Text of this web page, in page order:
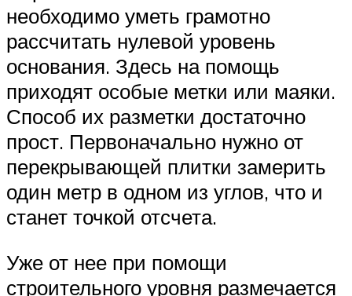
необходимо уметь грамотно
рассчитать нулевой уровень
основания. Здесь на помощь
приходят особые метки или маяки.
Способ их разметки достаточно
прост. Первоначально нужно от
перекрывающей плитки замерить
один метр в одном из углов, что и
станет точкой отсчета.
Уже от нее при помощи
строительного уровня размечается